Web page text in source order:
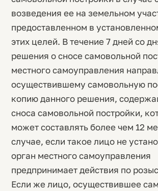
возведения ее на земельном
предоставленном в
этих целей. В течение 7 дней со
решения о сносе самовольной
местного самоуправления
осуществившему самовольную
копию данного решения,
сноса самовольной постройки,
может составлять более чем 12
случае, если такое лицо не
орган местного самоуправления
предпринимает действия по
Если же лицо, осуществившее